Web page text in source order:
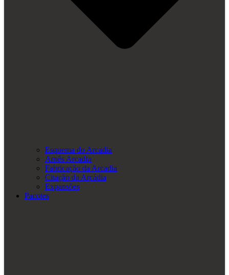
Esquema do Arcadia
Arnês Arcadia
Fabricação da Arcadia
Citação da Arcádia
Expansões
Pacotes